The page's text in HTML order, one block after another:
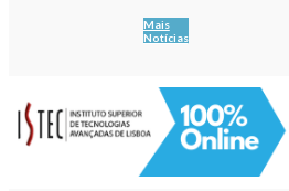
Mais
Notícias